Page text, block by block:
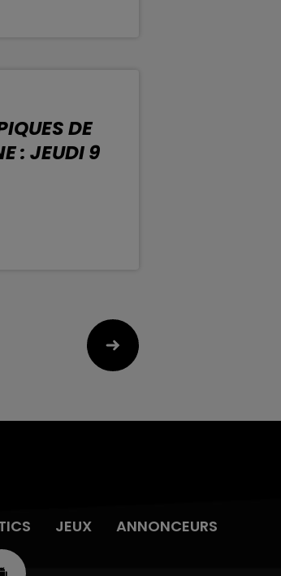
DE
: JEUDI 9
JEUX ANNONCEURS